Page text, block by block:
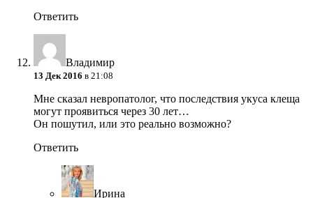
Ответить
Владимир
13 Дек 2016 в 21:08
Мне сказал невропатолог, что последствия укуса клеща
могут проявиться через 30 лет…
Он пошутил, или это реально возможно?
Ответить
Ирина